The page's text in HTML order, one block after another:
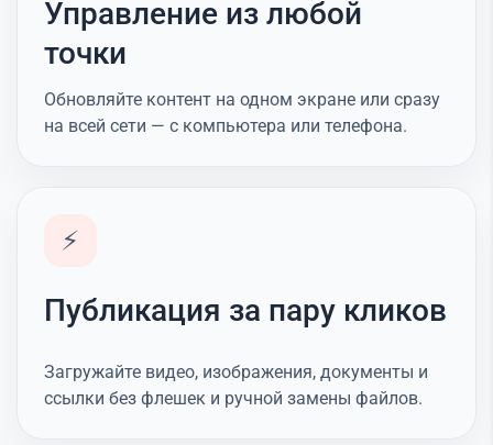
Управление из любой
точки
Обновляйте контент на одном экране или сразу
на всей сети — с компьютера или телефона.
⚡
Публикация за пару кликов
Загружайте видео, изображения, документы и
ссылки без флешек и ручной замены файлов.